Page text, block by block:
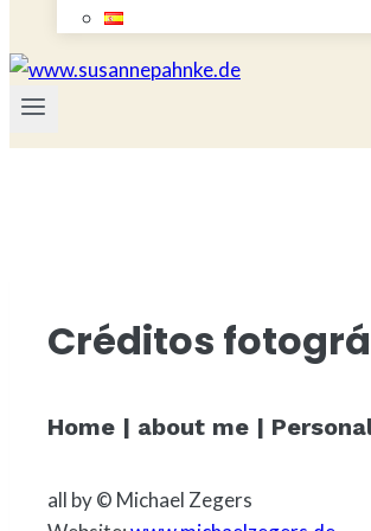
Créditos
Home | about me |
all by © Michael Zegers